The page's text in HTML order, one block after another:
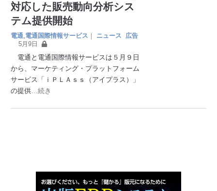
対応した販売動向分析シス
テム提供開始
電通 電通国際情報サービス ｜ ニュース
広告
5月9日
電通と電通国際情報サービスは５月９日
から、マーケティング・プラットフォーム
サービス「ｉＰＬＡｓｓ（アイプラス）」
の提供 …続き